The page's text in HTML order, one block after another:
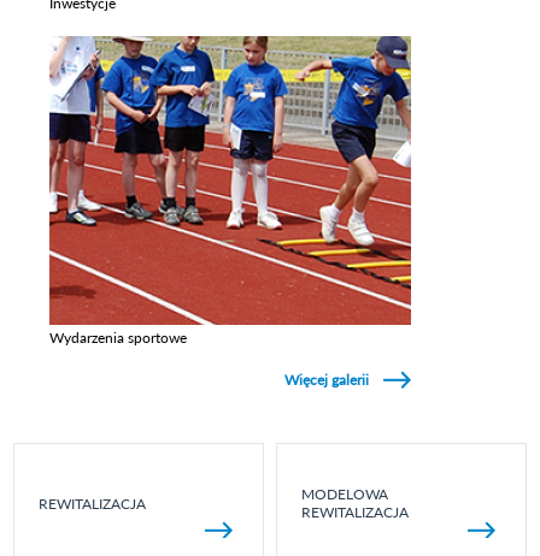
Wydarzenia sportowe
Więcej galerii
REWITALIZACJA
MODELOWA
REWITALIZACJA